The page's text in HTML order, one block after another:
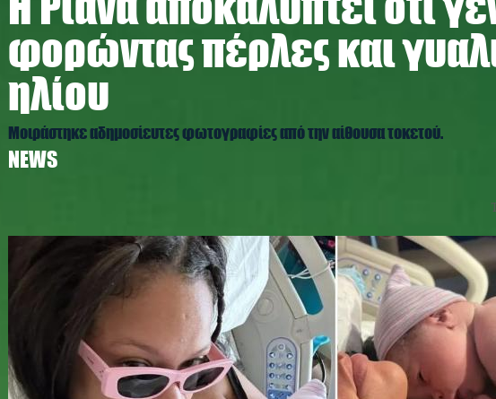
φορώντας πέρλες και
ηλίου
Μοιράστηκε αδημοσίευτες φωτογραφίες από την αίθουσα τοκετού.
NEWS
rih.jpg